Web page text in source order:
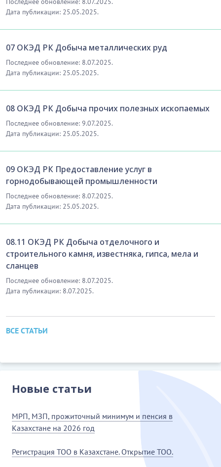
Дата публикации: 25.05.2025.
07 ОКЭД РК Добыча металлических руд
Последнее обновление: 8.07.2025.
Дата публикации: 25.05.2025.
08 ОКЭД РК Добыча прочих полезных ископаемых
Последнее обновление: 9.07.2025.
Дата публикации: 25.05.2025.
09 ОКЭД РК Предоставление услуг в
горнодобывающей промышленности
Последнее обновление: 8.07.2025.
Дата публикации: 25.05.2025.
08.11 ОКЭД РК Добыча отделочного и
строительного камня, известняка, гипса, мела и
сланцев
Последнее обновление: 8.07.2025.
Дата публикации: 8.07.2025.
ВСЕ СТАТЬИ
Новые статьи
МРП, МЗП, прожиточный минимум и пенсия в
Казахстане на 2026 год
Регистрация ТОО в Казахстане. Открытие ТОО.